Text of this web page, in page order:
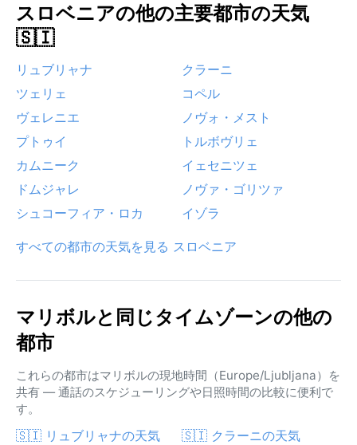
スロベニアの他の主要都市の天気
🇸🇮
リュブリャナ
クラーニ
ツェリェ
コペル
ヴェレニエ
ノヴォ・メスト
プトゥイ
トルボヴリェ
カムニーク
イェセニツェ
ドムジャレ
ノヴァ・ゴリツァ
シュコーフィア・ロカ
イゾラ
すべての都市の天気を見る スロベニア
マリボルと同じタイムゾーンの他の
都市
これらの都市はマリボルの現地時間（Europe/Ljubljana）を
共有 — 通話のスケジューリングや日照時間の比較に便利で
す。
🇸🇮 リュブリャナの天気 🇸🇮 クラーニの天気